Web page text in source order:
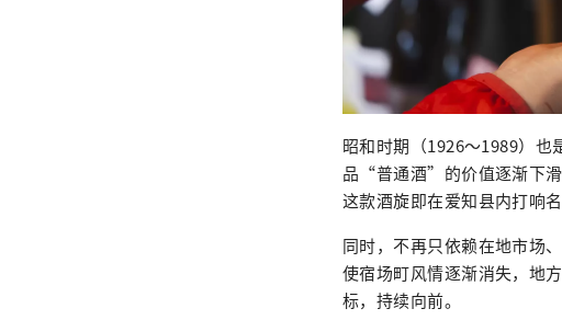
昭和时期（1926～1989）
品“普通酒”的价值逐渐下
这款酒旋即在爱知县内打响
同时，不再只依赖在地市场
使宿场町风情逐渐消失，地
标，持续向前。